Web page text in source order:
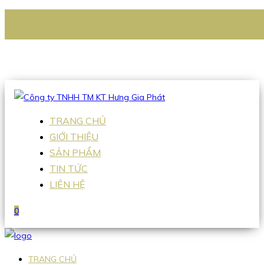
Hotline:0938 336 079
TRANG CHỦ
GIỚI THIỆU
SẢN PHẨM
TIN TỨC
LIÊN HỆ
0
TRANG CHỦ